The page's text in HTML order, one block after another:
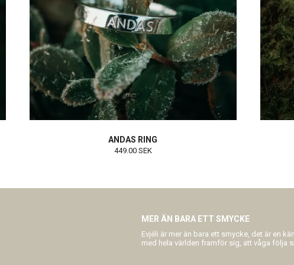
ANDAS RING
449.00 SEK
MER ÄN BARA ETT SMYCKE
Evjéli är mer än bara ett smycke, det är en
med hela världen framför sig, att våga följa